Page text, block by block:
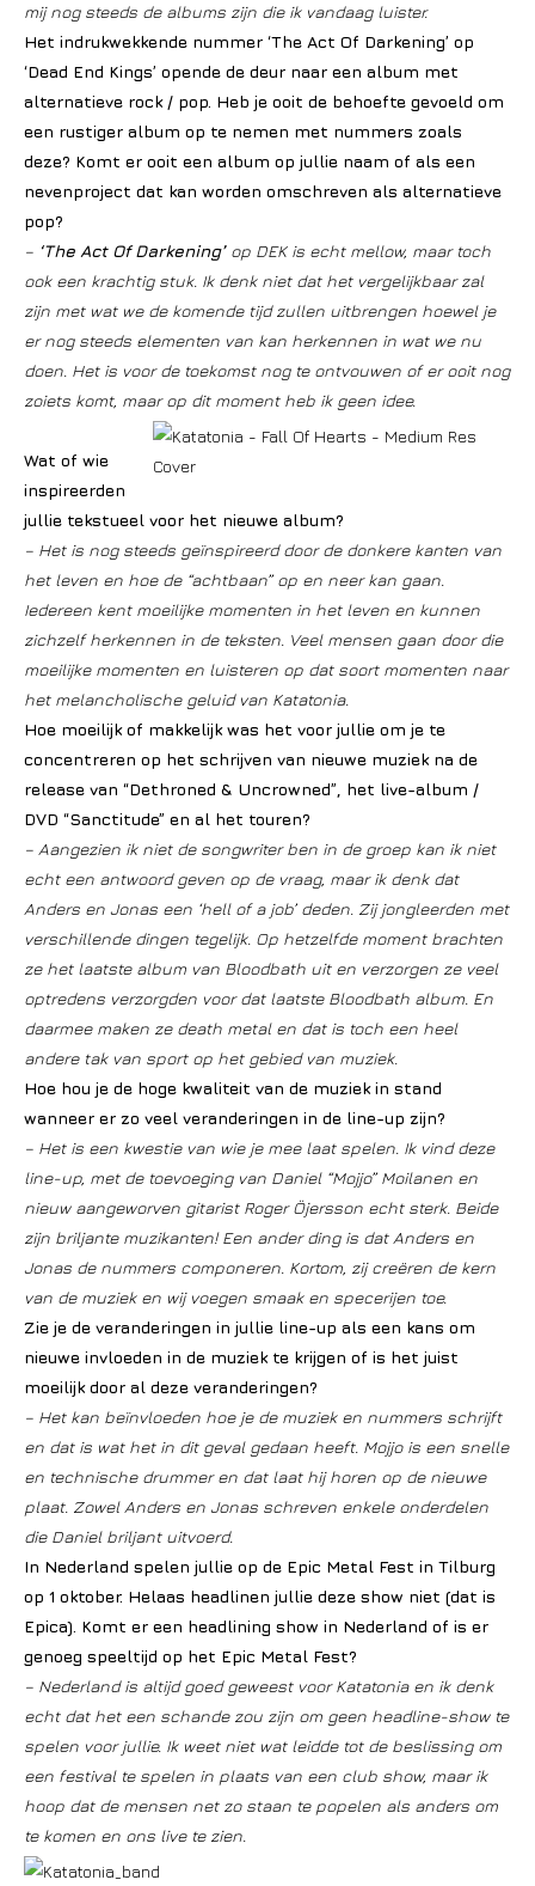
mij nog steeds de albums zijn die ik vandaag luister.
Het indrukwekkende nummer ‘The Act Of Darkening’ op
‘Dead End Kings’ opende de deur naar een album met
alternatieve rock / pop. Heb je ooit de behoefte gevoeld om
een rustiger album op te nemen met nummers zoals
deze? Komt er ooit een album op jullie naam of als een
nevenproject dat kan worden omschreven als alternatieve
pop?
– ‘The Act Of Darkening’ op DEK is echt mellow, maar toch
ook een krachtig stuk. Ik denk niet dat het vergelijkbaar zal
zijn met wat we de komende tijd zullen uitbrengen hoewel je
er nog steeds elementen van kan herkennen in wat we nu
doen. Het is voor de toekomst nog te ontvouwen of er ooit nog
zoiets komt, maar op dit moment heb ik geen idee.
Wat of wie
inspireerden
jullie tekstueel voor het nieuwe album?
– Het is nog steeds geïnspireerd door de donkere kanten van
het leven en hoe de “achtbaan” op en neer kan gaan.
Iedereen kent moeilijke momenten in het leven en kunnen
zichzelf herkennen in de teksten. Veel mensen gaan door die
moeilijke momenten en luisteren op dat soort momenten naar
het melancholische geluid van Katatonia.
Hoe moeilijk of makkelijk was het voor jullie om je te
concentreren op het schrijven van nieuwe muziek na de
release van “Dethroned & Uncrowned”, het live-album /
DVD “Sanctitude” en al het touren?
– Aangezien ik niet de songwriter ben in de groep kan ik niet
echt een antwoord geven op de vraag, maar ik denk dat
Anders en Jonas een ‘hell of a job’ deden. Zij jongleerden met
verschillende dingen tegelijk. Op hetzelfde moment brachten
ze het laatste album van Bloodbath uit en verzorgen ze veel
optredens verzorgden voor dat laatste Bloodbath album. En
daarmee maken ze death metal en dat is toch een heel
andere tak van sport op het gebied van muziek.
Hoe hou je de hoge kwaliteit van de muziek in stand
wanneer er zo veel veranderingen in de line-up zijn?
– Het is een kwestie van wie je mee laat spelen. Ik vind deze
line-up, met de toevoeging van Daniel “Mojjo” Moilanen en
nieuw aangeworven gitarist Roger Öjersson echt sterk. Beide
zijn briljante muzikanten! Een ander ding is dat Anders en
Jonas de nummers componeren. Kortom, zij creëren de kern
van de muziek en wij voegen smaak en specerijen toe.
Zie je de veranderingen in jullie line-up als een kans om
nieuwe invloeden in de muziek te krijgen of is het juist
moeilijk door al deze veranderingen?
– Het kan beïnvloeden hoe je de muziek en nummers schrijft
en dat is wat het in dit geval gedaan heeft. Mojjo is een snelle
en technische drummer en dat laat hij horen op de nieuwe
plaat. Zowel Anders en Jonas schreven enkele onderdelen
die Daniel briljant uitvoerd.
In Nederland spelen jullie op de Epic Metal Fest in Tilburg
op 1 oktober. Helaas headlinen jullie deze show niet (dat is
Epica). Komt er een headlining show in Nederland of is er
genoeg speeltijd op het Epic Metal Fest?
– Nederland is altijd goed geweest voor Katatonia en ik denk
echt dat het een schande zou zijn om geen headline-show te
spelen voor jullie. Ik weet niet wat leidde tot de beslissing om
een festival te spelen in plaats van een club show, maar ik
hoop dat de mensen net zo staan te popelen als anders om
te komen en ons live te zien.